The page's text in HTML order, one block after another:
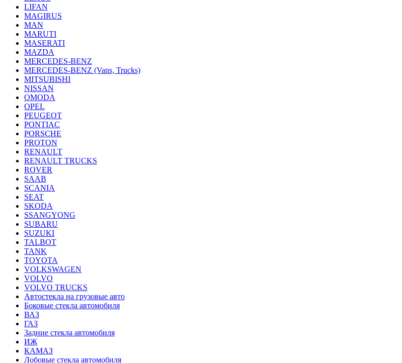
LIFAN
MAGIRUS
MAN
MARUTI
MASERATI
MAZDA
MERCEDES-BENZ
MERCEDES-BENZ (Vans, Trucks)
MITSUBISHI
NISSAN
OMODA
OPEL
PEUGEOT
PONTIAC
PORSCHE
PROTON
RENAULT
RENAULT TRUCKS
ROVER
SAAB
SCANIA
SEAT
SKODA
SSANGYONG
SUBARU
SUZUKI
TALBOT
TANK
TOYOTA
VOLKSWAGEN
VOLVO
VOLVO TRUCKS
Автостекла на грузовые авто
Боковые стекла автомобиля
ВАЗ
ГАЗ
Задние стекла автомобиля
ИЖ
КАМАЗ
Лобовые стекла автомобиля